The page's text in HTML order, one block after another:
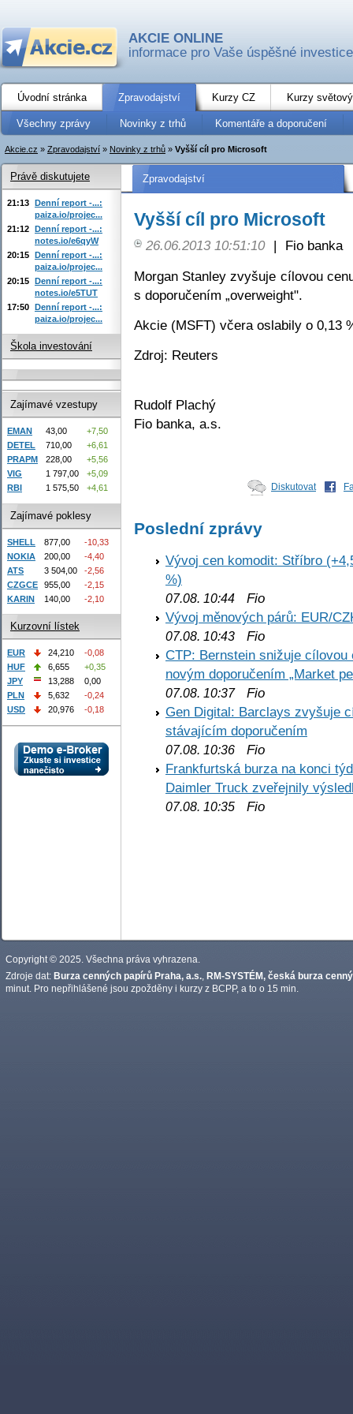
AKCIE ONLINE
informace pro Vaše úspěšné investice
Úvodní stránka Zpravodajství Kurzy CZ Kurzy
Všechny zprávy Novinky z trhů Komentáře a doporučení
Akcie.cz » Zpravodajství » Novinky z trhů » Vyšší cíl pro Microsoft
Zpravodajství
Vyšší cíl pro Microsoft
26.06.2013 10:51:10 |
Fio banka
Morgan Stanley zvyšuje cílovou
s doporučením „overweight".
Akcie (MSFT) včera oslabily o 0,13
Zdroj: Reuters
Rudolf Plachý
Fio banka, a.s.
Diskutovat
Poslední zprávy
Vývoj cen komodit: Stříbro
%)
07.08. 10:44 Fio
Vývoj měnových párů: EUR/
07.08. 10:43 Fio
CTP: Bernstein snižuje
novým doporučením „Market
07.08. 10:37Fio
Gen Digital: Barclays zvyšuje
stávajícím doporučením
07.08. 10:36 Fio
Frankfurtská burza na konci
Daimler Truck zveřejnily
07.08. 10:35 Fio
Právě diskutujete
21:13 Denní report -...:
paiza.io/projec...
21:12 Denní report -...:
notes.io/e6qyW
20:15 Denní report -...:
paiza.io/projec...
20:15 Denní report -...:
notes.io/e5TUT
17:50 Denní report -...:
paiza.io/projec...
Škola investování
Zajímavé vzestupy
EMAN 43,00
+7,50
DETEL
710,00
+6,61
PRAPM
228,00
+5,56
VIG
1 797,00
+5,09
RBI
1 575,50 +4,61
Zajímavé poklesy
SHELL 877,00
-10,33
NOKIA
200,00
-4,40
ATS
3 504,00
-2,56
CZGCE
955,00
-2,15
KARIN
140,00 -2,10
Kurzovní lístek
EUR 24,210
-0,08
HUF
6,655
+0,35
JPY
13,288
0,00
PLN
5,632
-0,24
USD
20,976 -0,18
Copyright © 2025. Všechna práva vyhrazena.
Zdroje dat: Burza cenných papírů Praha, a.s. RM-SYSTÉM, česká burza
minut. Pro nepřihlášené jsou zpožděny i kurzy z BCPP, a to o 15 min.